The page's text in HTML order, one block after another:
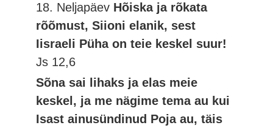
18. Neljapäev Hõiska ja rõkata
rõõmust, Siioni elanik, sest
Iisraeli Püha on teie keskel suur!
Js 12,6
Sõna sai lihaks ja elas meie
keskel, ja me nägime tema au kui
Isast ainusündinud Poja au, täis